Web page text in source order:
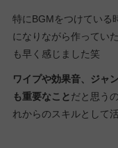
特にBGMをつけている
になりながら作ってい
も早く感じました笑
ワイプや効果音、ジャ
も重要なことだと思う
れからのスキルとして